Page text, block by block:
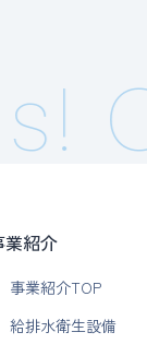
業紹介
事業紹介TOP
給排水衛生設備